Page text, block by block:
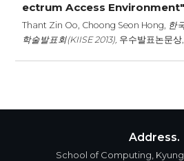
ectrum Access Environment"
Thant Zin Oo, Choong Seon Hong, 한
학술발표회(KIISE 2013), 우수발표논문상,
Address.
School of Computing,